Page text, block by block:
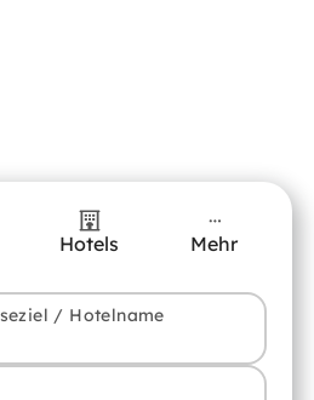
Hotels Mehr
/ Hotelname